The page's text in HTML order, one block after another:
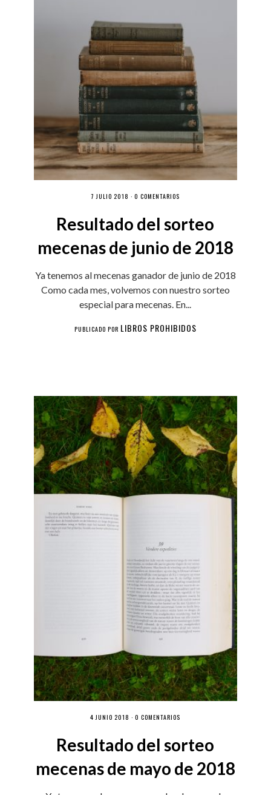
7 JULIO 2018 · 0 COMENTARIOS
Resultado del sorteo
mecenas de junio de 2018
Ya tenemos al mecenas ganador de junio de 2018
Como cada mes, volvemos con nuestro sorteo
especial para mecenas. En...
PUBLICADO POR LIBROS PROHIBIDOS
4 JUNIO 2018 ·0 COMENTARIOS
Resultado del sorteo
mecenas de mayo de 2018